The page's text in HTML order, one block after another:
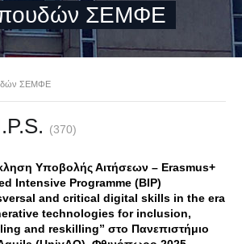
ΣΕΜΦΕ
ΣΕΜΦΕ
(370)
Υποβολής Αιτήσεων – Erasmus+
Intensive Programme (BIP)
and critical digital skills in the era
technologies for inclusion,
and reskilling” στο Πανεπιστήμιο